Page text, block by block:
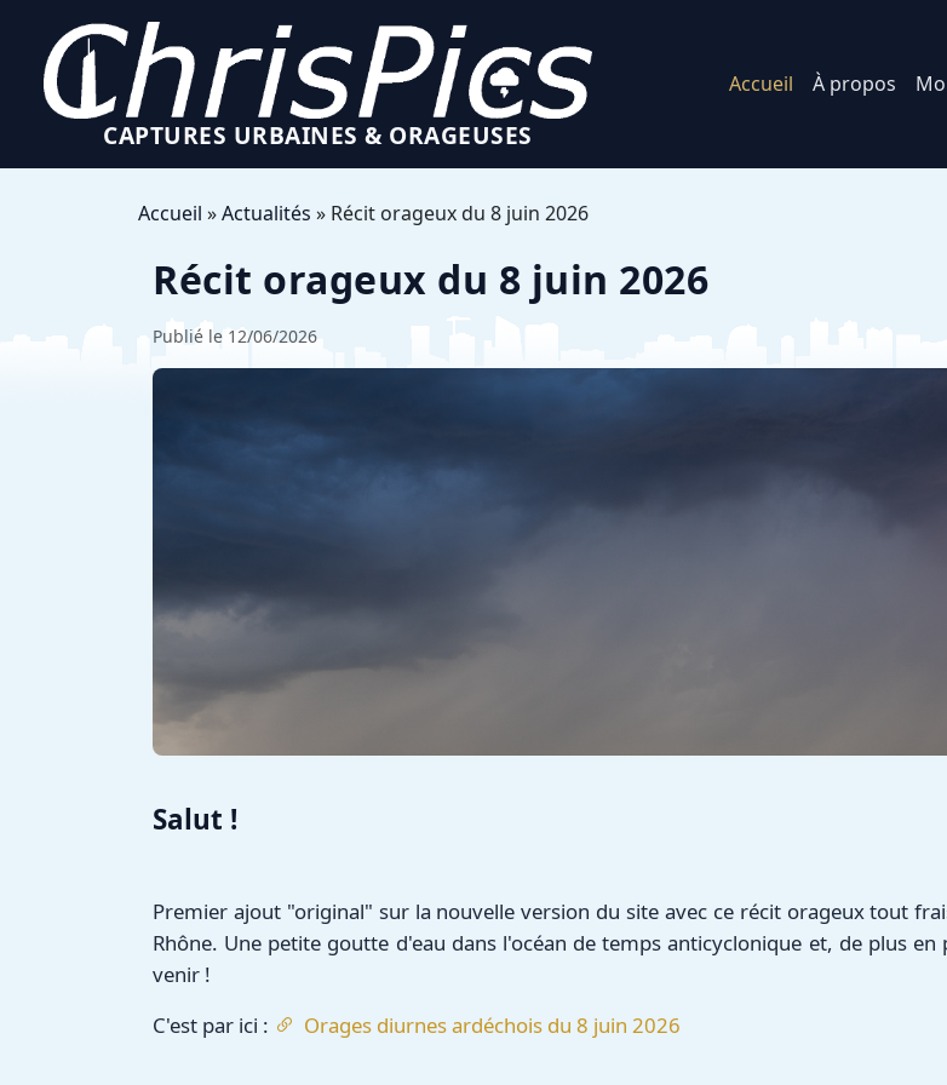
CAPTURES URBAINES & ORAGEUSES
Accueil À propos
Accueil »Actualités » Récit orageux du 8 juin 2026
Récit orageux du 8 juin 2026
Publié le 12/06/2026
Salut !
Premier ajout "original" sur la nouvelle version du site avec ce récit orageux tout
Rhône. Une petite goutte d'eau dans l'océan de temps anticyclonique et, de plus
venir !
C'est par ici :
Orages diurnes ardéchois du 8 juin 2026